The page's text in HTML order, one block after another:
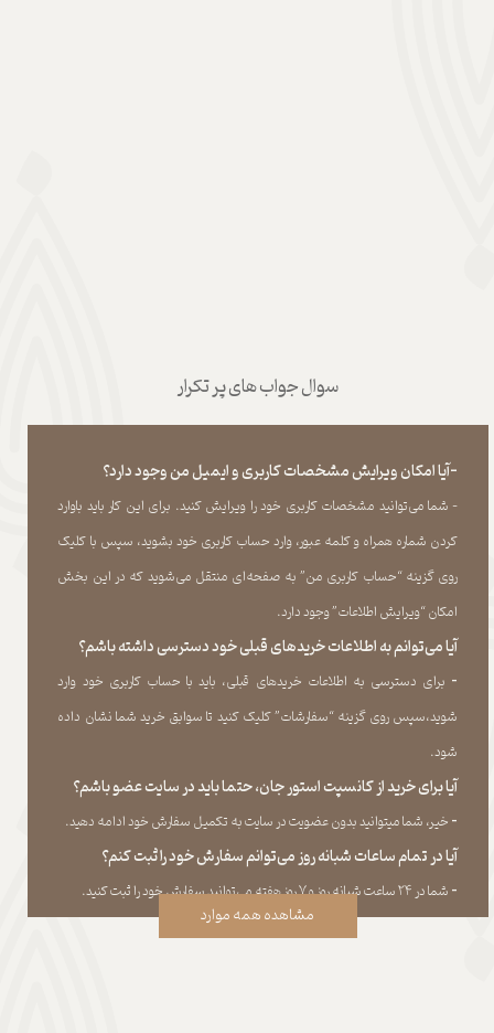
سوال جواب های پر تکرار
-آیا امکان ویرایش مشخصات کاربری و ایمیل من وجود دارد؟
- شما می‏‌توانید مشخصات کاربری خود را ویرایش کنید. برای این کار باید باوارد
کردن شماره همراه و کلمه عبور، وارد حساب کاربری خود بشوید، سپس با کلیک
روی گزینه “حساب کاربری من” به صفحه‏‌ای منتقل می‏‌شوید که در این بخش
امکان “ویرایش اطلاعات” وجود دارد.​​​​​​​
آیا می‌‏توانم به اطلاعات خریدهای قبلی خود دسترسی داشته باشم؟
​​​​​​​- برای دسترسی به اطلاعات خریدهای قبلی، باید با حساب کاربری خود وارد
شوید،سپس روی گزینه “سفارشات” کلیک کنید تا سوابق خرید شما نشان داده
‏شود.​​​​​​​
آیا برای خرید از کانسپت استور جان، حتما باید در سایت عضو باشم؟
​​​​​​​- خیر، شما میتوانید بدون عضویت در سایت به تکمیل سفارش خود ادامه دهید.​​​​​​​
آیا در تمام ساعات شبانه روز می‌توانم سفارش خود را ثبت کنم؟
​​​​​​​​​​​​​​- شما در ۲۴ ساعت شبانه روز و ۷ روز هفته می‌‏توانید سفارش خود را ثبت کنید.
مشاهده همه موارد